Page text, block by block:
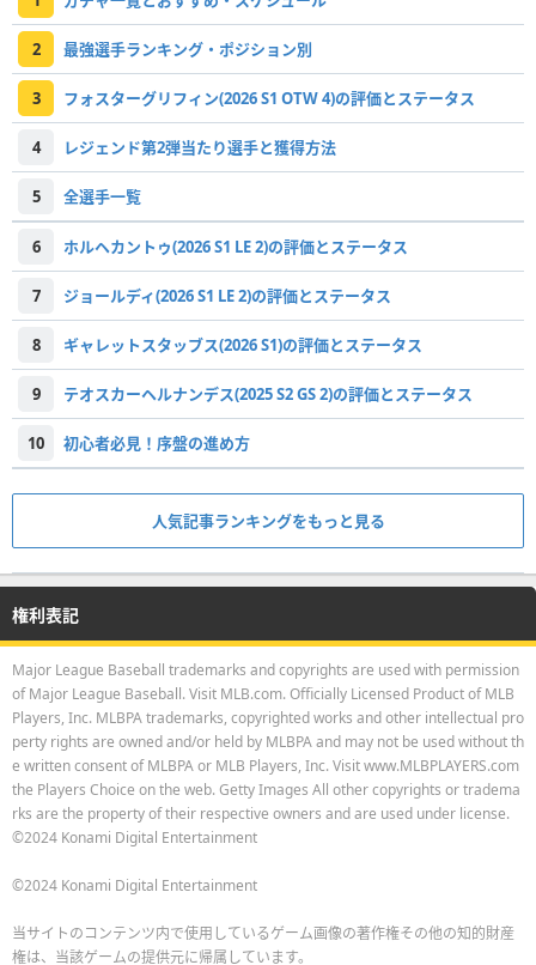
2 最強選手ランキング・ポジション別
3 フォスターグリフィン(2026 S1 OTW 4)の評価とステータス
4 レジェンド第2弾当たり選手と獲得方法
5 全選手一覧
6 ホルヘカントゥ(2026 S1 LE 2)の評価とステータス
7 ジョールディ(2026 S1 LE 2)の評価とステータス
8 ギャレットスタッブス(2026 S1)の評価とステータス
9 テオスカーヘルナンデス(2025 S2 GS 2)の評価とステータス
10 初心者必見！序盤の進め方
人気記事ランキングをもっと見る
権利表記
Major League Baseball trademarks and copyrights are used with permission
of Major League Baseball. Visit MLB.com. Officially Licensed Product of MLB
Players, Inc. MLBPA trademarks, copyrighted works and other intellectual pro
perty rights are owned and/or held by MLBPA and may not be used without th
e written consent of MLBPA or MLB Players, Inc. Visit www.MLBPLAYERS.com
the Players Choice on the web. Getty Images All other copyrights or tradema
rks are the property of their respective owners and are used under license.
©2024 Konami Digital Entertainment
©2024 Konami Digital Entertainment
当サイトのコンテンツ内で使用しているゲーム画像の著作権その他の知的財産
権は、当該ゲームの提供元に帰属しています。